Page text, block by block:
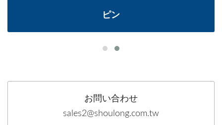
ピン
お問い合わせ
sales2@shoulong.com.tw